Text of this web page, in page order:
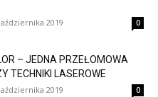
2019 0
– JEDNA PRZEŁOMOWA
TECHNIKI LASEROWE
2019 0